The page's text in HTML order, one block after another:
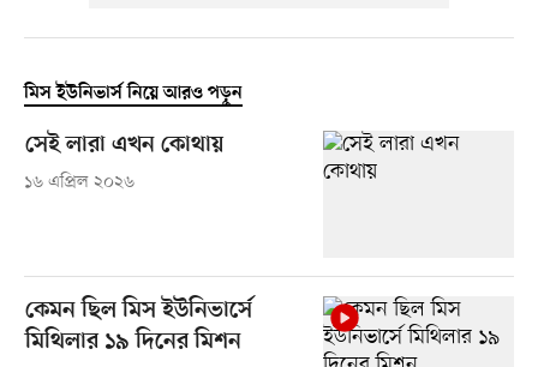
মিস ইউনিভার্স নিয়ে আরও পড়ুন
সেই লারা এখন কোথায়
১৬ এপ্রিল ২০২৬
কেমন ছিল মিস ইউনিভার্সে
মিথিলার ১৯ দিনের মিশন